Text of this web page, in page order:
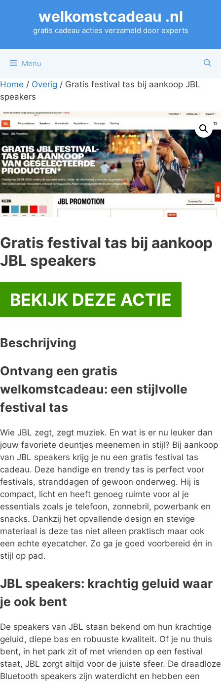
welkomstcadeau .nl
gratis cadeau acties verzameld door experts
Menu
Home / Overig / Gratis festival tas bij aankoop JBL
speakers
Gratis festival tas bij aankoop
JBL speakers
BEKIJK DEZE ACTIE
Beschrijving
Ontvang een gratis
welkomstcadeau: een stijlvolle
festival tas
Wie JBL zegt, zegt muziek. En wat is er nu leuker dan
jouw favoriete deuntjes meenemen in stijl? Bij aankoop
van JBL speakers krijg je nu een gratis festival tas
cadeau. Deze handige en trendy tas is perfect voor
festivals, stranddagen of gewoon onderweg. Hij is
compact, licht en heeft genoeg ruimte voor al je
essentials zoals je telefoon, zonnebril, powerbank en
snacks. Dankzij het opvallende design en stevige
materiaal is deze tas niet alleen praktisch maar ook
een echte eyecatcher. Zo ga je goed voorbereid én in
stijl op pad.
JBL speakers: krachtig geluid waar
je ook bent
De speakers van JBL staan bekend om hun krachtige
geluid, diepe bas en robuuste kwaliteit. Of je nu thuis
bent, in het park zit of met vrienden op een festival
staat, JBL zorgt altijd voor de juiste sfeer. De draadloze
Bluetooth speakers zijn waterdicht en hebben een